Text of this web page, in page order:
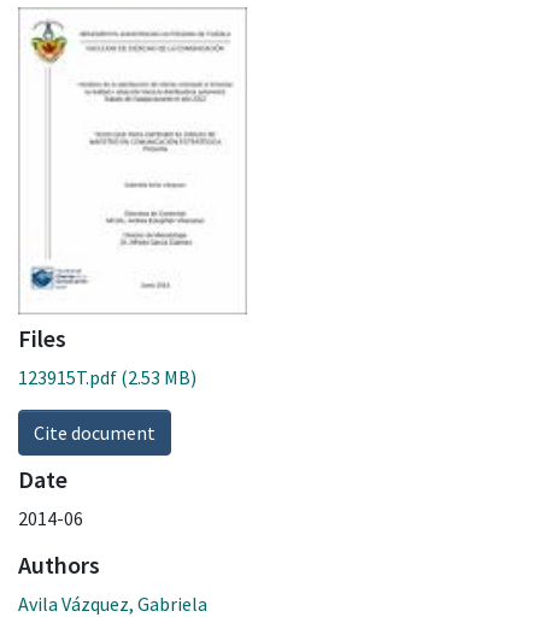
Files
123915T.pdf (2.53 MB)
Cite document
Date
2014-06
Authors
Avila Vázquez, Gabriela